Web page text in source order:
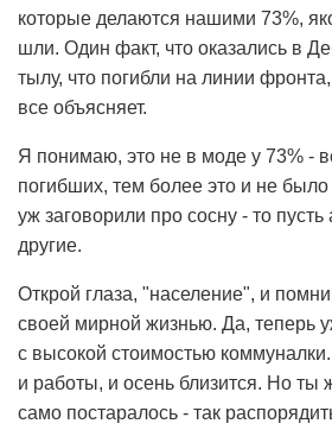
которые делаются нашими 73%,
шли. Один факт, что оказались в
тылу, что погибли на линии
все объясняет.
Я понимаю, это не в моде у 73% -
погибших, тем более это и не
уж заговорили про сосну - то пусть
другие.
Открой глаза, "население", и
своей мирной жизнью. Да, теперь
с высокой стоимостью
и работы, и осень близится. Но ты
само постаралось - так